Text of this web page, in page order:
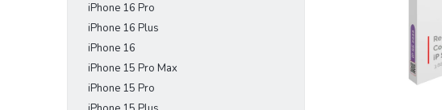
iPhone 16 Pro
iPhone 16 Plus
iPhone 16
iPhone 15 Pro Max
iPhone 15 Pro